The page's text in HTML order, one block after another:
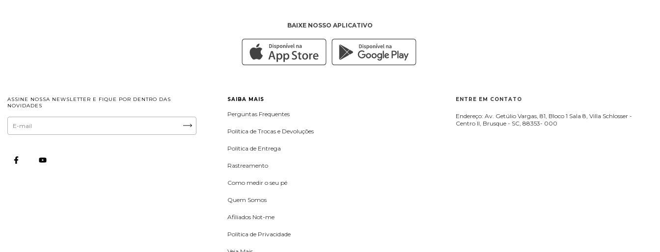
BAIXE NOSSO APLICATIVO
ASSINE NOSSA NEWSLETTER E FIQUE POR DENTRO DAS
NOVIDADES
SAIBA MAIS
Perguntas Frequentes
Política de Trocas e Devoluções
Política de Entrega
Rastreamento
Como medir o seu pé
Quem Somos
Afiliados Not-me
Política de Privacidade
ENTRE EM CONTATO
Endereço: Av. Getúlio Vargas, 81, Bloco 1 Sala 8, Villa Schlosser -
Centro II, Brusque - SC, 88353- 000